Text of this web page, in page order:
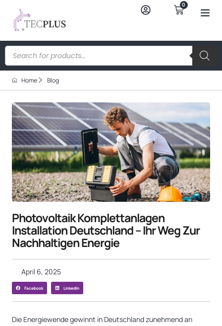
0
Home Blog
Photovoltaik Komplettanlagen
Installation Deutschland – Ihr Weg Zur
Nachhaltigen Energie
April 6, 2025
Facebook LinkedIn
Die Energiewende gewinnt in Deutschland zunehmend an